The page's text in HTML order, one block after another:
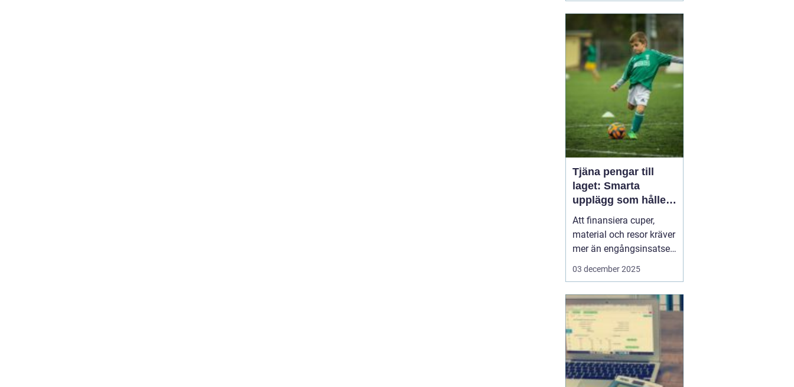
träningsläger, material,
domarkostnader och
resor äter snabbt upp
pengarna. Många söker
därför enkla och tydliga
20 januari 2026
Tjäna pengar till
laget: Smarta
upplägg som håller i
längden
Att finansiera cuper,
material och resor kräver
mer än engångsinsatser.
Många lag väljer idag
och lojala kunder. Fokus
ligger på vardagsvaror,
tydlig pl...
03 december 2025